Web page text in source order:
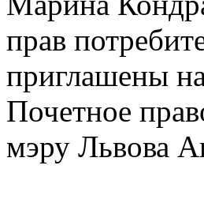
прав
приглашены
Почетное
мэру Львова